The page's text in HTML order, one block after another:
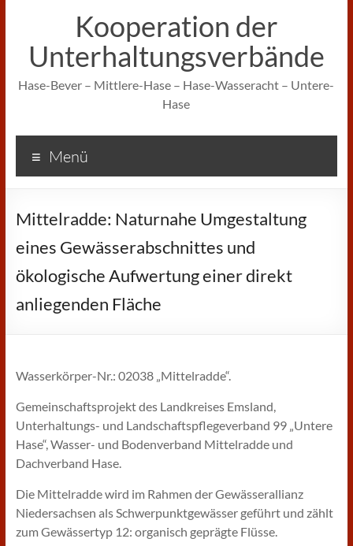
Kooperation der
Unterhaltungsverbände
Hase-Bever – Mittlere-Hase – Hase-Wasseracht – Untere-
Hase
Menü
Mittelradde: Naturnahe Umgestaltung
eines Gewässerabschnittes und
ökologische Aufwertung einer direkt
anliegenden Fläche
Wasserkörper-Nr.: 02038 „Mittelradde“.
Gemeinschaftsprojekt des Landkreises Emsland,
Unterhaltungs- und Landschaftspflegeverband 99 „Untere
Hase“, Wasser- und Bodenverband Mittelradde und
Dachverband Hase.
Die Mittelradde wird im Rahmen der Gewässerallianz
Niedersachsen als Schwerpunktgewässer geführt und zählt
zum Gewässertyp 12: organisch geprägte Flüsse.